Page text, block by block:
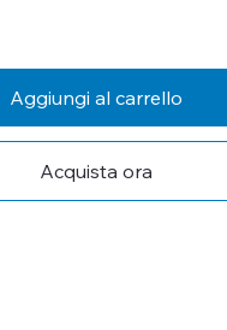
Aggiungi al carrello
Acquista ora